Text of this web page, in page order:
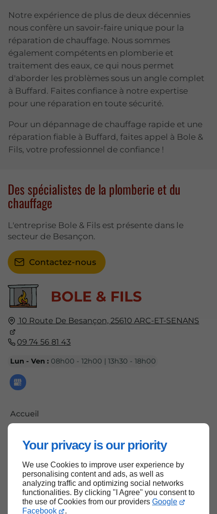
Your privacy is our priority
We use Cookies to improve user experience by
personalising content and ads, as well as
analyzing traffic and optimizing social networks
functionalities. By clicking "I Agree" you consent to
the use of Cookies from our providers Google
Facebook
.
Notre expérience de plus de deux décennies
nous confère un savoir-faire unique pour la
réparation de chauffage. Nous sommes
également compétents en plomberie et
traitement des eaux, ce qui nous permet
d'aborder les problèmes sous un angle complet
à Buffard. Faites confiance à notre expertise
pour une réparation en toute sécurité.
Pour un dépannage de chauffage rapide et une
réparation fiable à Buffard, faites appel à Bole &
Fils, votre professionnel de confiance !
10 Route De Besançon,25610 ARC-ET-SENANS
09 74 56 81 43
Lun - Ven : 08h00 - 12h00 | 13h30 - 18h00
Accueil
Mentions légales
Plan du site
Des spécialistes de la plomberie et du
chauffage
L'entreprise Bole & Fils est présente dans le
secteur de Besançon.
Contactez-nous
Haut de page